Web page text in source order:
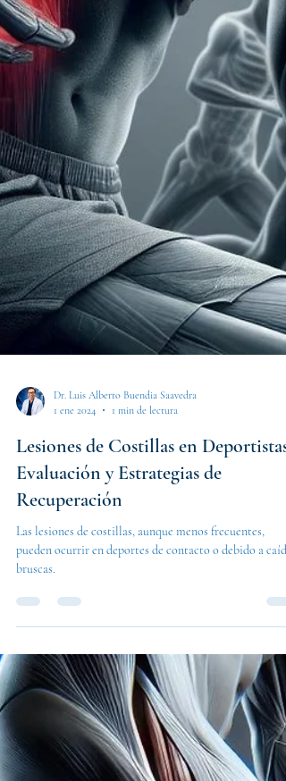
Dr. Luis Alberto Buendia Saavedra
Lesiones de Costillas en Deportistas:
Evaluación y Estrategias de
Recuperación
pueden ocurrir en deportes de contacto o debido a